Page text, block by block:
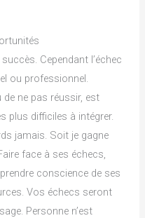
Cependant l’échec
ou professionnel.
de ne pas réussir, est
plus difficiles à intégrer.
jamais. Soit je gagne
face à ses échecs,
conscience de ses
Vos échecs seront
Personne n’est